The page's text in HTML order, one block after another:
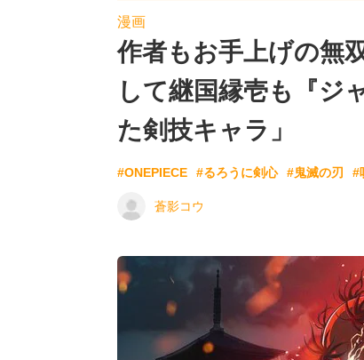
漫画
作者もお手上げの無
して継国縁壱も『ジ
た剣技キャラ」
#ONEPIECE #るろうに剣心 #鬼滅の刃 #
蒼影コウ